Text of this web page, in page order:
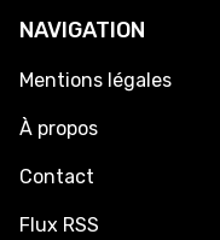
NAVIGATION
Mentions légales
À propos
Contact
Flux RSS